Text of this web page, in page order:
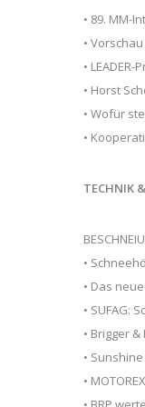
• 89. MM-
•
•
• Horst
• Wofür
•
TECHNIK
•
• Das
• SUFAG:
• Brigger
•
•